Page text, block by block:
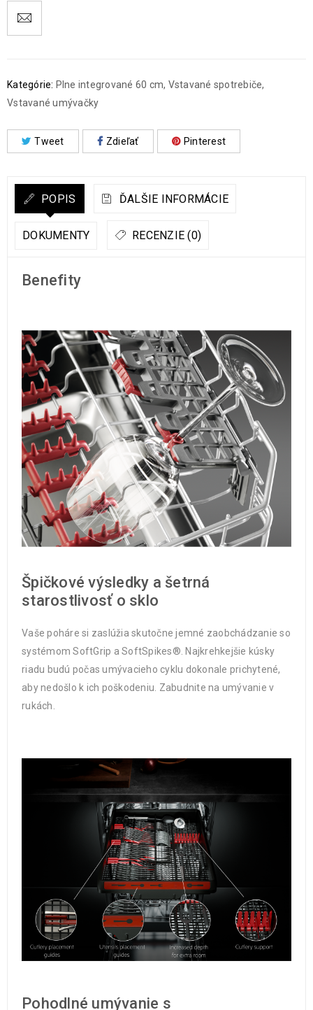
Kategórie: Plne integrované 60 cm, Vstavané spotrebiče,
Vstavané umývačky
Tweet Zdieľať Pinterest
POPIS ĎALŠIE INFORMÁCIE
DOKUMENTY RECENZIE (0)
Benefity
Špičkové výsledky a šetrná
starostlivosť o sklo
Vaše poháre si zaslúžia skutočne jemné zaobchádzanie so
systémom SoftGrip a SoftSpikes®. Najkrehkejšie kúsky
riadu budú počas umývacieho cyklu dokonale prichytené,
aby nedošlo k ich poškodeniu. Zabudnite na umývanie v
rukách.
Pohodlné umývanie s